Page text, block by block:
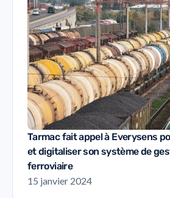
Tarmac fait appel à Everysens
et digitaliser son système de
ferroviaire
15 janvier 2024